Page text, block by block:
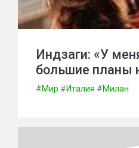
Индзаги: «У
большие планы
#Мир #Италия #Милан